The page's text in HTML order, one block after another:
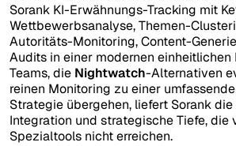
Sorank KI-Erwähnungs-Tracking mit
Wettbewerbsanalyse, Themen-
Autoritäts-Monitoring, Content-
Audits in einer modernen einheitlichen
Teams, die Nightwatch-Alternativen
reinen Monitoring zu einer
Strategie übergehen, liefert Sorank
Integration und strategische Tiefe, die
Spezialtools nicht erreichen.